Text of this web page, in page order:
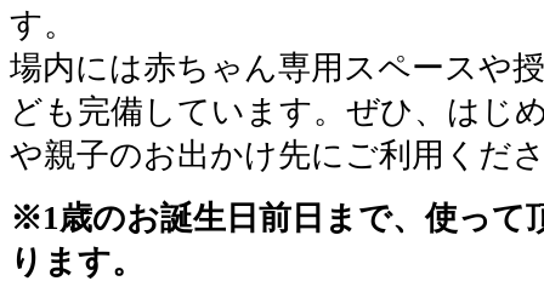
す。
場内には赤ちゃん専用スペースや
ども完備しています。ぜひ、はじ
や親子のお出かけ先にご利用くだ
※1歳のお誕生日前日まで、使って
ります。